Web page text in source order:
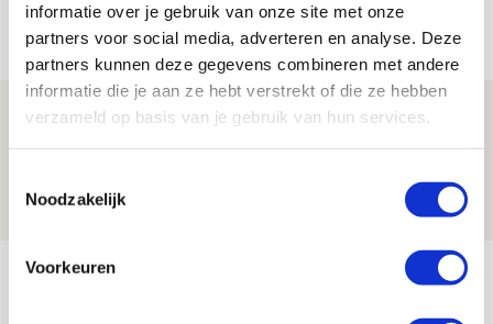
informatie over je gebruik van onze site met onze
partners voor social media, adverteren en analyse. Deze
partners kunnen deze gegevens combineren met andere
informatie die je aan ze hebt verstrekt of die ze hebben
verzameld op basis van je gebruik van hun services.
Noodzakelijk
Voorkeuren
Net binnen //
Volop enthousiasme in fotoverslag van
Europees treffen met Shelbourne
FOTOVERSLAG
Míchel niet blij met resultaat en spel